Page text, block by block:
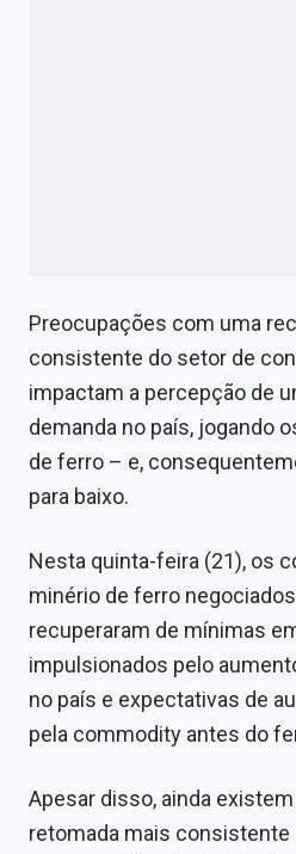
Conteúdo de Marca
Sobre
Expediente
Contato
Preocupações com uma
consistente do setor de
impactam a percepção de
demanda no país, jogando
de ferro – e,
para baixo.
Nesta quinta-feira (21), os
minério de ferro
recuperaram de mínimas
impulsionados pelo
no país e expectativas de
pela commodity antes do
Apesar disso, ainda
retomada mais consistente